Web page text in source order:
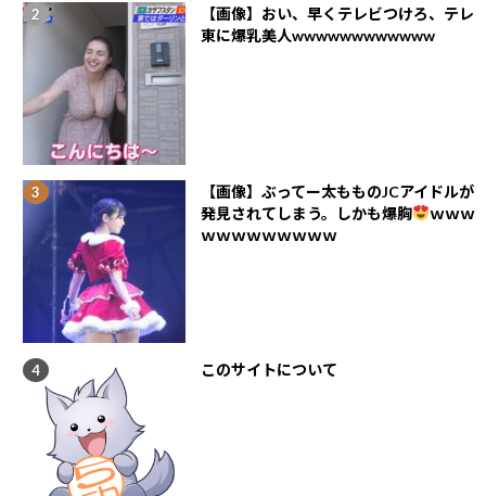
【画像】おい、早くテレビつけろ、テレ
東に爆乳美人wwwwwwwwwwww
【画像】ぶってー太もものJCアイドルが
発見されてしまう。しかも爆胸
ｗｗｗ
ｗｗｗｗｗｗｗｗｗ
このサイトについて